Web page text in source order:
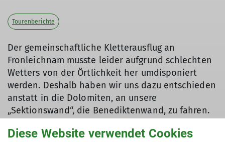
Tourenberichte
Der gemeinschaftliche Kletterausflug an
Fronleichnam musste leider aufgrund schlechten
Wetters von der Örtlichkeit her umdisponiert
werden. Deshalb haben wir uns dazu entschieden
anstatt in die Dolomiten, an unsere
„Sektionswand“, die Benediktenwand, zu fahren.
Wetter und mit der herrlichen Gastfreundschaft
Diese Website verwendet Cookies